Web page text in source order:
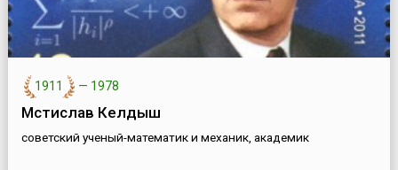
1911 — 1978
Мстислав Келдыш
советский ученый-математик и механик, академик